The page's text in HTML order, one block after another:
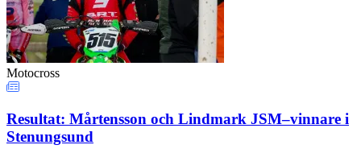
Motocross
Resultat: Mårtensson och Lindmark JSM–vinnare i
Stenungsund